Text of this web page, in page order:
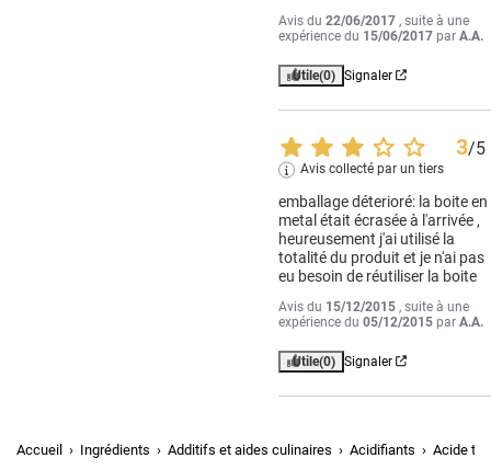
Avis du22/06/2017 , suite à une
expérience du 15/06/2017 parA.A.
Utile(0) Signaler
3/5
Avis collecté par un tiers
emballage déterioré: la boite en
metal était écrasée à l'arrivée ,
heureusement j'ai utilisé la
totalité du produit et je n'ai pas
eu besoin de réutiliser la boite
Avis du 15/12/2015 , suite à une
expérience du05/12/2015 parA.A.
Utile(0) Signaler
Accueil Ingrédients Additifs et aides culinaires Acidifiants Acide